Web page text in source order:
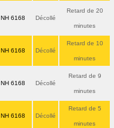
NH 6168 Décollé
Retard de 20
minutes
NH 6168 Décollé
Retard de 10
minutes
NH 6168 Décollé
Retard de 9
minutes
NH 6168 Décollé
Retard de 5
minutes